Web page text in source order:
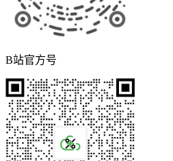
B站官方号